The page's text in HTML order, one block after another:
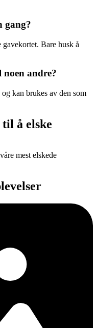
gang?
Bare husk å
andre?
kan brukes av den som
å elske
mest elskede